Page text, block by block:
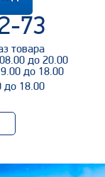
73
товара
до 20.00
до 18.00
до 18.00